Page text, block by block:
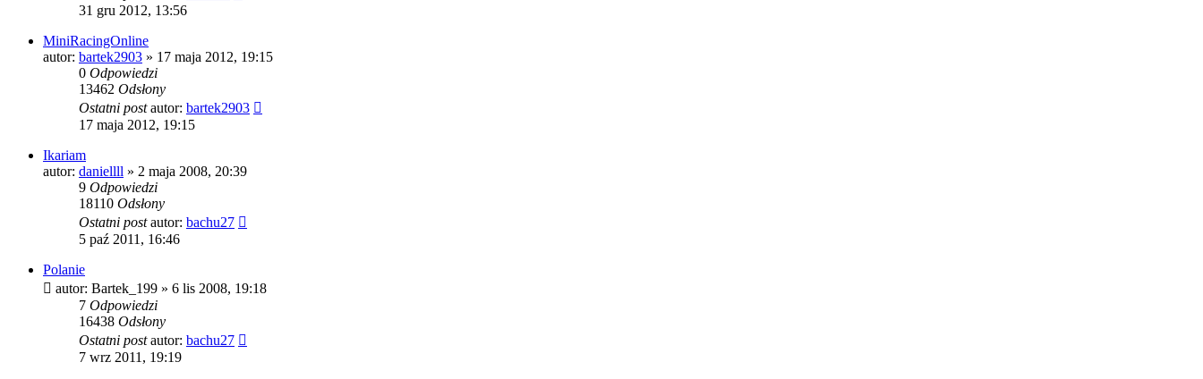
31 gru 2012, 13:56
MiniRacingOnline
autor: bartek2903 » 17 maja 2012, 19:15
0 Odpowiedzi
13462 Odsłony
Ostatni postautor: bartek2903
17 maja 2012, 19:15
Ikariam
autor: daniellll » 2 maja 2008, 20:39
9 Odpowiedzi
18110 Odsłony
Ostatni postautor: bachu27
5 paź 2011, 16:46
Polanie
autor: Bartek_199 » 6 lis 2008, 19:18
7 Odpowiedzi
16438 Odsłony
Ostatni postautor: bachu27
7 wrz 2011, 19:19